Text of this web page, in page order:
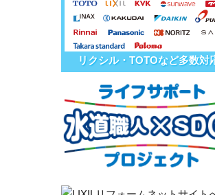
リクシル・TOTOなど多数対